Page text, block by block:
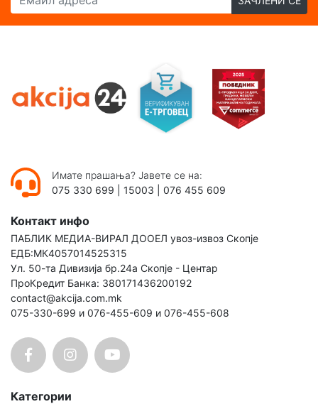
Имате прашања? Јавете се на:
075 330 699
15003 076 455 609
Контакт инфо
ПАБЛИК МЕДИА-ВИРАЛ ДООЕЛ увоз-извоз Скопје
ЕДБ:МК4057014525315
Ул. 50-та Дивизија бр.24а Скопје - Центар
ПроКредит Банка: 380171436200192
contact@akcija.com.mk
075-330-699 и 076-455-609 и 076-455-608
Категории